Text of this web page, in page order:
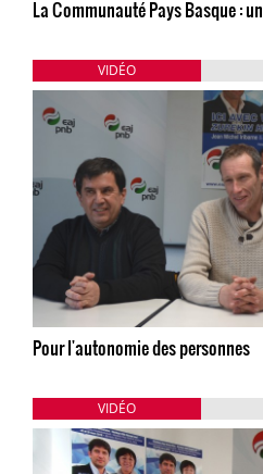
La Communauté Pays Basque :
VIDÉO
Pour l'autonomie des personnes
VIDÉO